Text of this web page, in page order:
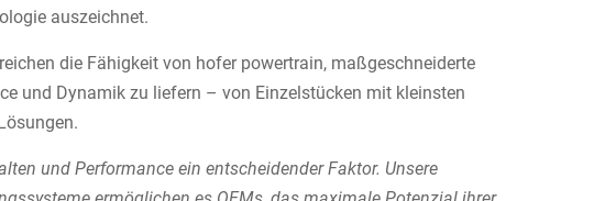
auszeichnet.
die Fähigkeit von hofer powertrain, maßgeschneiderte
und Dynamik zu liefern – von Einzelstücken mit kleinsten
und Performance ein entscheidender Faktor. Unsere